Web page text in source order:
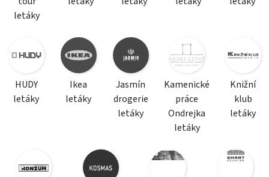
letáky
HUDY
letáky
Ikea
letáky
Jasmín
drogerie
letáky
Kamenické
práce
Ondrejka
letáky
Knižní
klub
letáky